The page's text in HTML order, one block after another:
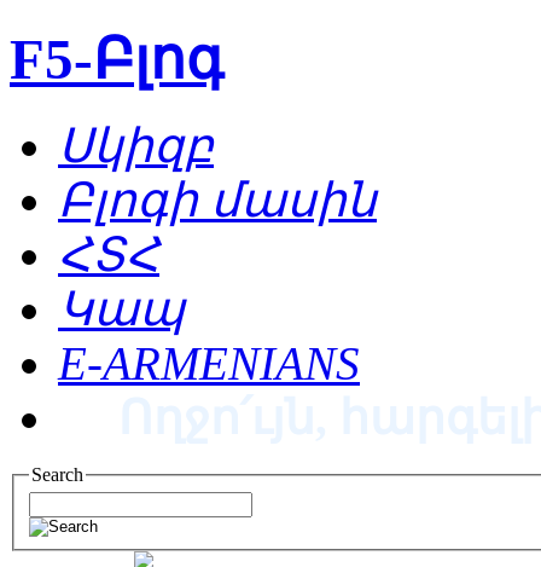
F5-Բլոգ
Սկիզբ
Բլոգի մասին
ՀՏՀ
Կապ
E-ARMENIANS
Search